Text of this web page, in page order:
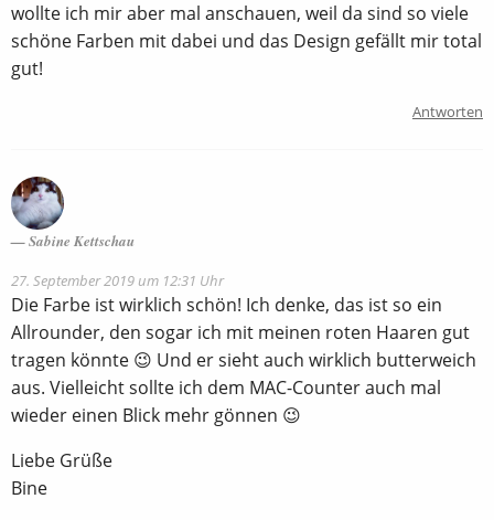
wollte ich mir aber mal anschauen, weil da sind so viele
schöne Farben mit dabei und das Design gefällt mir total
gut!
Antworten
Sabine Kettschau
27. September 2019 um 12:31 Uhr
Die Farbe ist wirklich schön! Ich denke, das ist so ein
Allrounder, den sogar ich mit meinen roten Haaren gut
tragen könnte 😉 Und er sieht auch wirklich butterweich
aus. Vielleicht sollte ich dem MAC-Counter auch mal
wieder einen Blick mehr gönnen 😉
Liebe Grüße
Bine